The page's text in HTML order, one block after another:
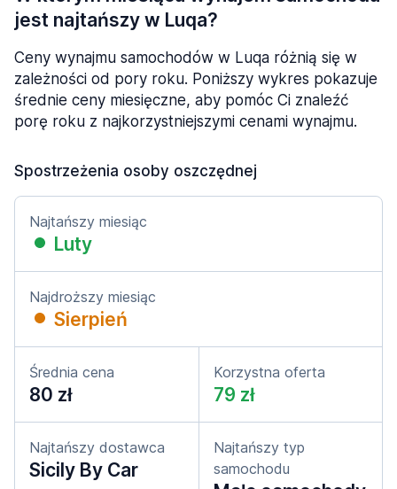
jest najtańszy w Luqa?
Ceny wynajmu samochodów w Luqa różnią się w
zależności od pory roku. Poniższy wykres pokazuje
średnie ceny miesięczne, aby pomóc Ci znaleźć
porę roku z najkorzystniejszymi cenami wynajmu.
Spostrzeżenia osoby oszczędnej
Najtańszy miesiąc
Luty
Najdroższy miesiąc
Sierpień
Średnia cena
80 zł
Korzystna oferta
79 zł
Najtańszy dostawca
Sicily By Car
Najtańszy typ
samochodu